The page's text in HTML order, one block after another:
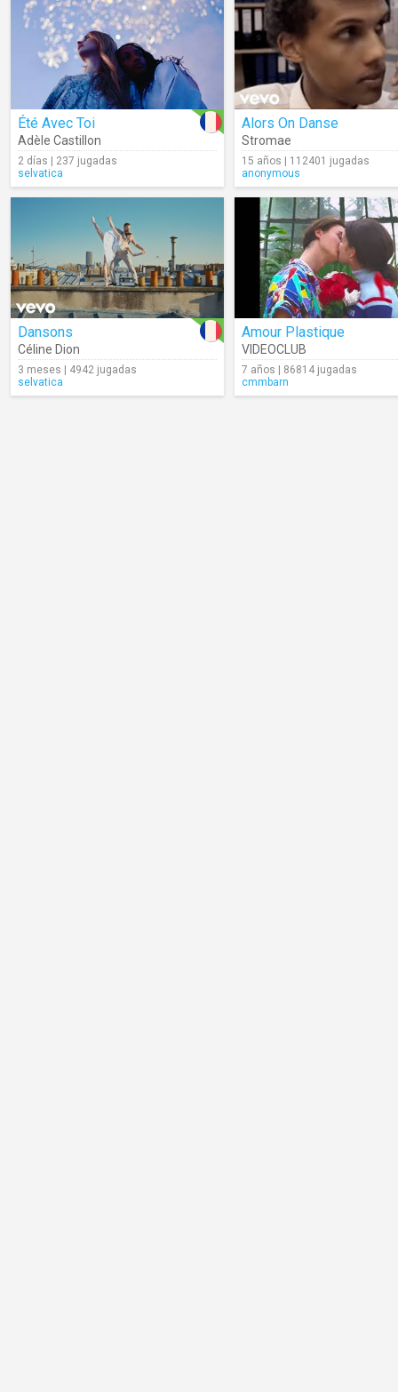
Été Avec Toi
Adèle Castillon
2 días | 237 jugadas
selvatica
Alors On Danse
Stromae
15 años | 112401 jugadas
anonymous
Dansons
Céline Dion
3 meses | 4942 jugadas
selvatica
Amour Plastique
VIDEOCLUB
7 años | 86814 jugadas
cmmbarn